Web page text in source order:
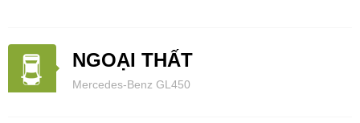
NGOẠI THẤT
Mercedes-Benz GL450